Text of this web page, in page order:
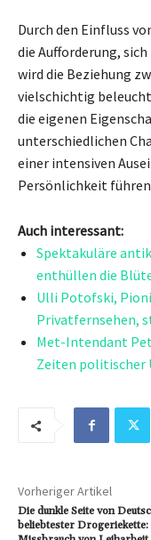
Durch den Einfluss
die Aufforderung,
wird die Beziehung
vielschichtig
die eigenen
unterschiedlichen
einer intensiven
Persönlichkeit
Auch interessant:
Spektakuläre
enthüllen die
Ulli Potofski,
Privatfernsehen,
Met-Intendant
Zeiten politischer
Vorheriger Artikel
Die dunkle Seite von
beliebtester Drogeriekette: